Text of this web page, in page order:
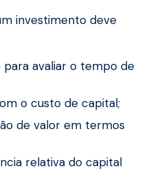
investimento deve
avaliar o tempo de
o custo de capital;
de valor em termos
relativa do capital